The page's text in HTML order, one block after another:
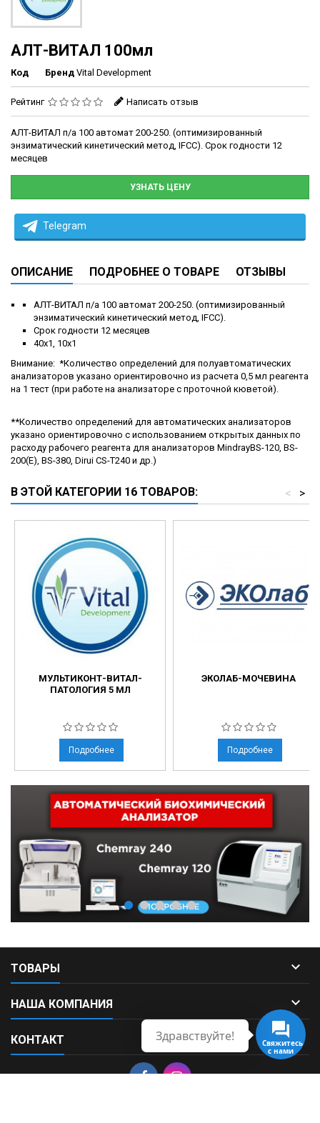
АЛТ-ВИТАЛ 100мл
Код Бренд Vital Development
Рейтинг Написать отзыв
АЛТ-ВИТАЛ п/а 100 автомат 200-250. (оптимизированный
энзиматический кинетический метод, IFCC). Срок годности 12
месяцев
УЗНАТЬ ЦЕНУ
Telegram
ОПИСАНИЕ ПОДРОБНЕЕ О ТОВАРЕ ОТЗЫВЫ
АЛТ-ВИТАЛ п/а 100 автомат 200-250. (оптимизированный
энзиматический кинетический метод, IFCC).
Срок годности 12 месяцев
40х1, 10х1
Внимание: *Количество определений для полуавтоматических
анализаторов указано ориентировочно из расчета 0,5 мл реагента
на 1 тест (при работе на анализаторе с проточной кюветой).
**Количество определений для автоматических анализаторов
указано ориентировочно с использованием открытых данных по
расходу рабочего реагента для анализаторов MindrayBS-120, BS-
200(E), BS-380, Dirui CS-T240 и др.)
В ЭТОЙ КАТЕГОРИИ 16 ТОВАРОВ: >
<
МУЛЬТИКОНТ-ВИТАЛ-
ПАТОЛОГИЯ 5 МЛ
Подробнее
ЭКОЛАБ-МОЧЕВИНА
Подробнее
ТОВАРЫ 
НАША КОМПАНИЯ 
КОНТАКТ 
Свяжитесь
с нами
Здравствуйте!